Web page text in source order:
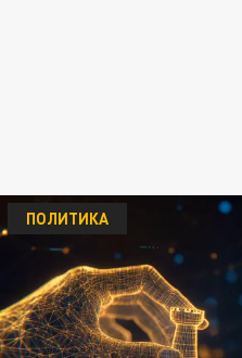
ПОЛИТИКА